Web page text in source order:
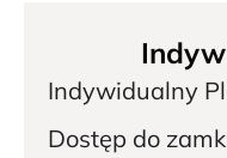
Indywidualny
Dostęp do